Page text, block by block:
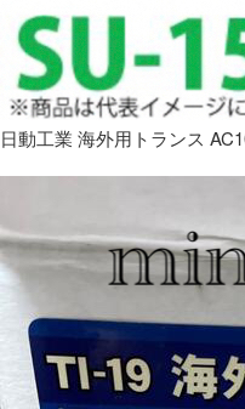
日動工業 海外用トランス